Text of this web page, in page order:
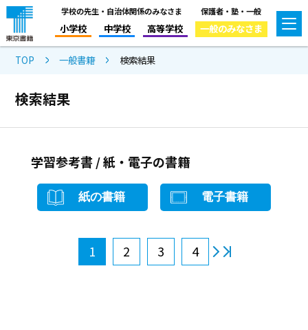
学校の先生・自治体関係のみなさま
小学校 中学校 高等学校
保護者・塾・一般
一般のみなさま
TOP 一般書籍 検索結果
検索結果
学習参考書 / 紙・電子の書籍
紙の書籍 電子書籍
1 2 3 4